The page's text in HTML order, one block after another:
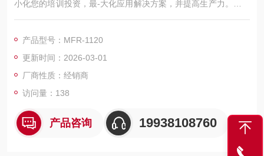
小化您的培训投资，最-大化应用解决方案，并提高生产力。该系
列紧凑且多功能，可以与焊头、墨盒或镊子手柄一起使用。还可
产品型号：MFR-1120
更新时间：2026-03-01
厂商性质：经销商
访问量：138
产品咨询 19938108760